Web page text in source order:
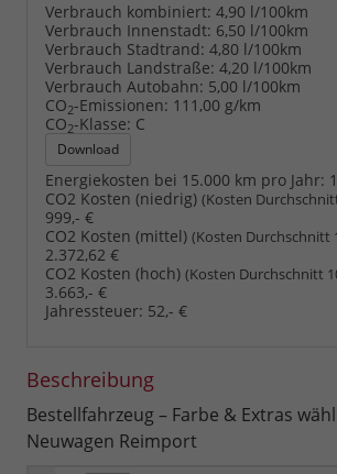
Verbrauch kombiniert: 4,90 l/100km
Verbrauch Innenstadt: 6,50 l/100km
Verbrauch Stadtrand: 4,80 l/100km
Verbrauch Landstraße: 4,20 l/100km
Verbrauch Autobahn: 5,00 l/100km
CO2-Emissionen: 111,00 g/km
CO2-Klasse: C
Download
Energiekosten bei 15.000 km pro Jahr:
CO2 Kosten (niedrig) (Kosten
999,- €
CO2 Kosten (mittel) (Kosten Durchschnitt
2.372,62 €
CO2 Kosten (hoch) (Kosten Durchschnitt
3.663,- €
Jahressteuer: 52,- €
Beschreibung
Bestellfahrzeug – Farbe & Extras
Neuwagen Reimport